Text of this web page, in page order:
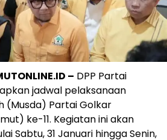
– DPP Partai
jadwal pelaksanaan
(Musda) Partai Golkar
ke-11. Kegiatan ini akan
Sabtu, 31 Januari hingga Senin,